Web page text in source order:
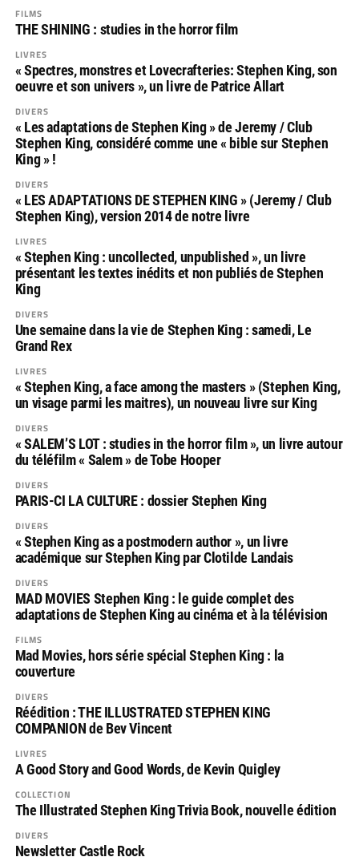
FILMS
THE SHINING : studies in the horror film
LIVRES
« Spectres, monstres et Lovecrafteries: Stephen King, son
oeuvre et son univers », un livre de Patrice Allart
DIVERS
« Les adaptations de Stephen King » de Jeremy / Club
Stephen King, considéré comme une « bible sur Stephen
King » !
DIVERS
« LES ADAPTATIONS DE STEPHEN KING » (Jeremy / Club
Stephen King), version 2014 de notre livre
LIVRES
« Stephen King : uncollected, unpublished », un livre
présentant les textes inédits et non publiés de Stephen
King
DIVERS
Une semaine dans la vie de Stephen King : samedi, Le
Grand Rex
LIVRES
« Stephen King, a face among the masters » (Stephen King,
un visage parmi les maitres), un nouveau livre sur King
DIVERS
« SALEM’S LOT : studies in the horror film », un livre autour
du téléfilm « Salem » de Tobe Hooper
DIVERS
PARIS-CI LA CULTURE : dossier Stephen King
DIVERS
« Stephen King as a postmodern author », un livre
académique sur Stephen King par Clotilde Landais
DIVERS
MAD MOVIES Stephen King : le guide complet des
adaptations de Stephen King au cinéma et à la télévision
FILMS
Mad Movies, hors série spécial Stephen King : la
couverture
DIVERS
Réédition : THE ILLUSTRATED STEPHEN KING
COMPANION de Bev Vincent
LIVRES
A Good Story and Good Words, de Kevin Quigley
COLLECTION
The Illustrated Stephen King Trivia Book, nouvelle édition
DIVERS
Newsletter Castle Rock